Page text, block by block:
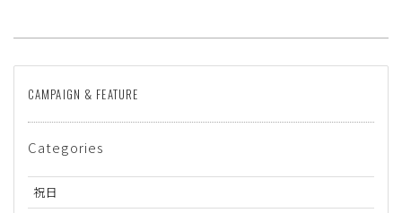
CAMPAIGN & FEATURE
Categories
祝日
絞り込んで検索する